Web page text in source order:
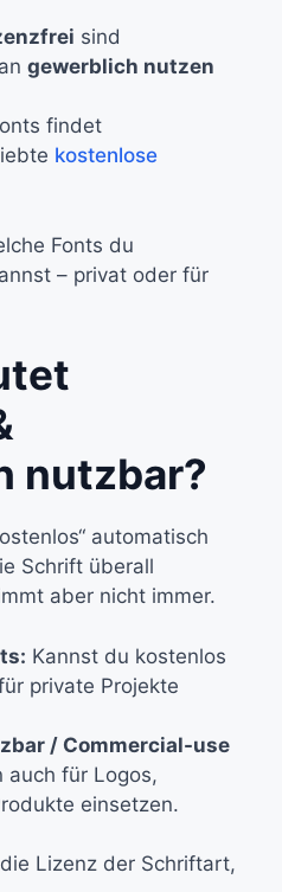
sind
gewerblich nutzen
findet
kostenlose
Fonts du
– privat oder für
nutzbar?
automatisch
Schrift überall
aber nicht immer.
Kannst du kostenlos
private Projekte
/ Commercial-use
auch für Logos,
einsetzen.
Lizenz der Schriftart,